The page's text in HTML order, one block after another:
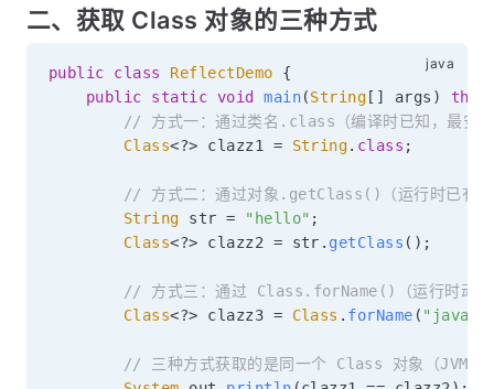
二、获取 Class 对象的三种方式
public class ReflectDemo
{
public
static void main(String [ ] args )
// 方式一：通过类名.class（编译时已知，最安
Class<?> clazz1 = String. class ;
// 方式二：通过对象.getClass()（运行时已有对
String str = "hello" ;
Class<?> clazz2 = str . getClass ( ) ;
// 方式三：通过 Class.forName()（运行时动态
Class<?> clazz3 = Class . forName (
// 三种方式获取的是同一个 Class 对象（JVM 保